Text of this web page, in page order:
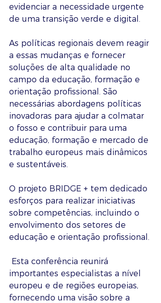
evidenciar a necessidade urgente
de uma transição verde e digital.
As políticas regionais devem reagir
a essas mudanças e fornecer
soluções de alta qualidade no
campo da educação, formação e
orientação profissional. São
necessárias abordagens políticas
inovadoras para ajudar a colmatar
o fosso e contribuir para uma
educação, formação e mercado de
trabalho europeus mais dinâmicos
e sustentáveis.
O projeto BRIDGE + tem dedicado
esforços para realizar iniciativas
sobre competências, incluindo o
envolvimento dos setores de
educação e orientação profissional.
importantes especialistas a nível
europeu e de regiões europeias,
fornecendo uma visão sobre a